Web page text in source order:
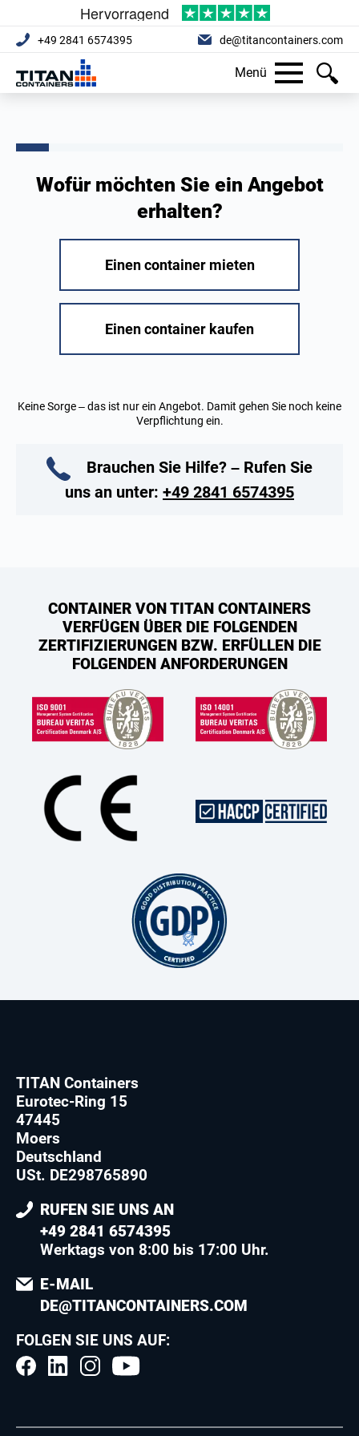
+49 2841 6574395 de@titancontainers.com
Menü
Wofür möchten Sie ein Angebot
erhalten?
Einen container mieten
Einen container kaufen
Keine Sorge – das ist nur ein Angebot. Damit gehen Sie noch keine
Verpflichtung ein.
Brauchen Sie Hilfe? – Rufen Sie
uns an unter: +49 2841 6574395
CONTAINER VON TITAN CONTAINERS
VERFÜGEN ÜBER DIE FOLGENDEN
ZERTIFIZIERUNGEN BZW. ERFÜLLEN DIE
FOLGENDEN ANFORDERUNGEN
TITAN Containers
Eurotec-Ring 15
47445
Moers
Deutschland
USt. DE298765890
RUFEN SIE UNS AN
+49 2841 6574395
Werktags von 8:00 bis 17:00 Uhr.
E-MAIL
DE@TITANCONTAINERS.COM
FOLGEN SIE UNS AUF: